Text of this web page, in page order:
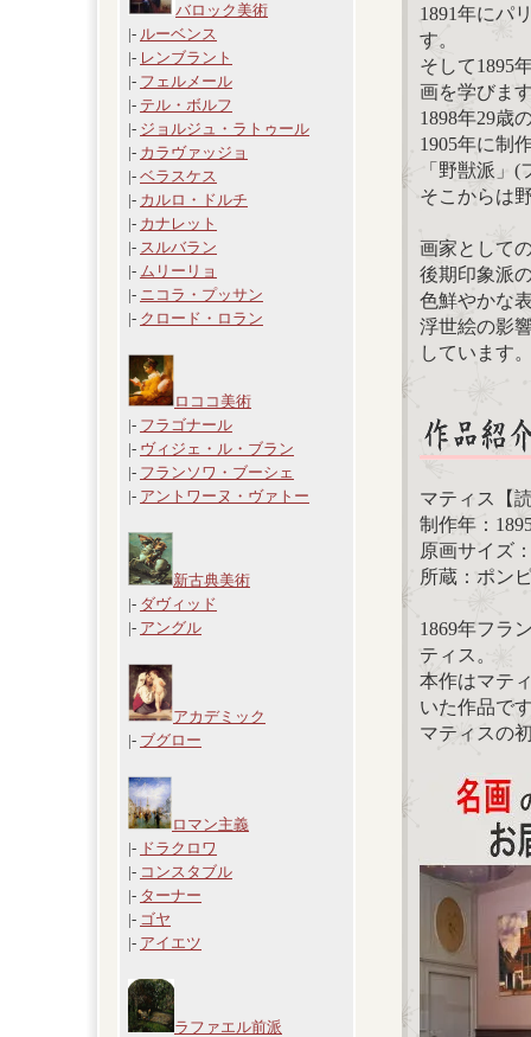
バロック美術
|- ルーベンス
|- レンブラント
|- フェルメール
|- テル・ボルフ
|- ジョルジュ・ラトゥール
|- カラヴァッジョ
|- ベラスケス
|- カルロ・ドルチ
|- カナレット
|- スルバラン
|- ムリーリョ
|- ニコラ・プッサン
|- クロード・ロラン
ロココ美術
|- フラゴナール
|- ヴィジェ・ル・ブラン
|- フランソワ・ブーシェ
|- アントワーヌ・ヴァトー
新古典美術
|- ダヴィッド
|- アングル
アカデミック
|- ブグロー
ロマン主義
|- ドラクロワ
|- コンスタブル
|- ターナー
|- ゴヤ
|- アイエツ
ラファエル前派
1891年にパ
す。
そして1895
画を学びま
1898年29歳
1905年に制
「野獣派」
そこからは
画家として
後期印象派
色鮮やかな
浮世絵の影
しています
マティス【
制作年：
原画サイズ
所蔵：ポン
1869年フラ
ティス。
本作はマテ
いた作品で
マティスの